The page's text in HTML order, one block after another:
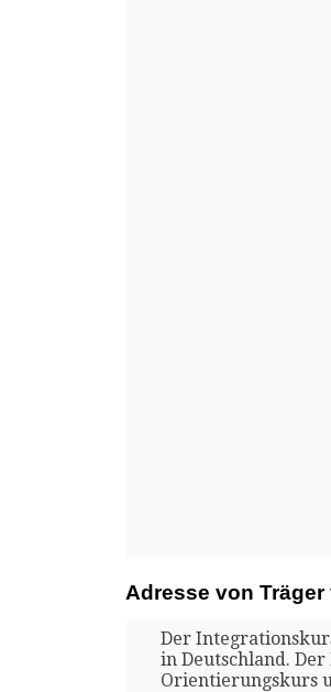
Adresse von
Der
in Deutschland.
Orientierungskurs